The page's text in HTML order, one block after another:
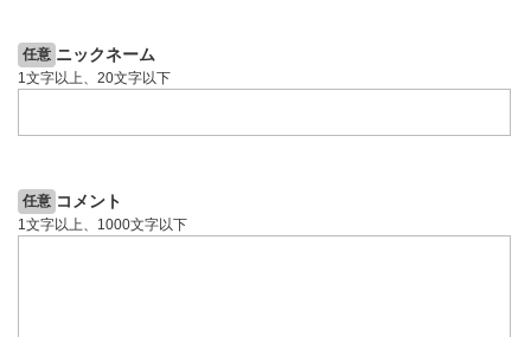
任意 ニックネーム
1文字以上、20文字以下
任意 コメント
1文字以上、1000文字以下